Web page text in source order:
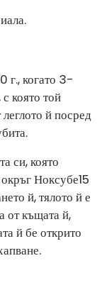
г., когато 3-
която той
й посред
си, която
Ноксубе15
й, тялото й е
от къщата й,
й бе открито